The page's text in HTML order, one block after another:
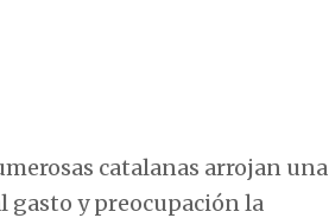
catalanas arrojan una
y preocupación la